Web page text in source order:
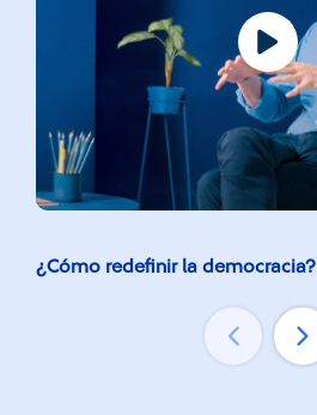
¿Cómo redefinir la democracia?